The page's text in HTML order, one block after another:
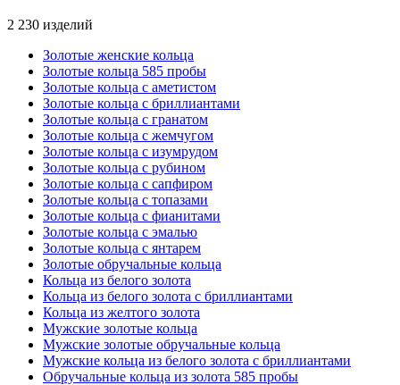
2 230 изделий
Золотые женские кольца
Золотые кольца 585 пробы
Золотые кольца с аметистом
Золотые кольца с бриллиантами
Золотые кольца с гранатом
Золотые кольца с жемчугом
Золотые кольца с изумрудом
Золотые кольца с рубином
Золотые кольца с сапфиром
Золотые кольца с топазами
Золотые кольца с фианитами
Золотые кольца с эмалью
Золотые кольца с янтарем
Золотые обручальные кольца
Кольца из белого золота
Кольца из белого золота с бриллиантами
Кольца из желтого золота
Мужские золотые кольца
Мужские золотые обручальные кольца
Мужские кольца из белого золота с бриллиантами
Обручальные кольца из золота 585 пробы